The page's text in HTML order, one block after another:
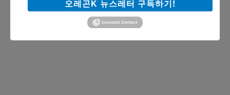
오레곤K 뉴스레터 구독하기!